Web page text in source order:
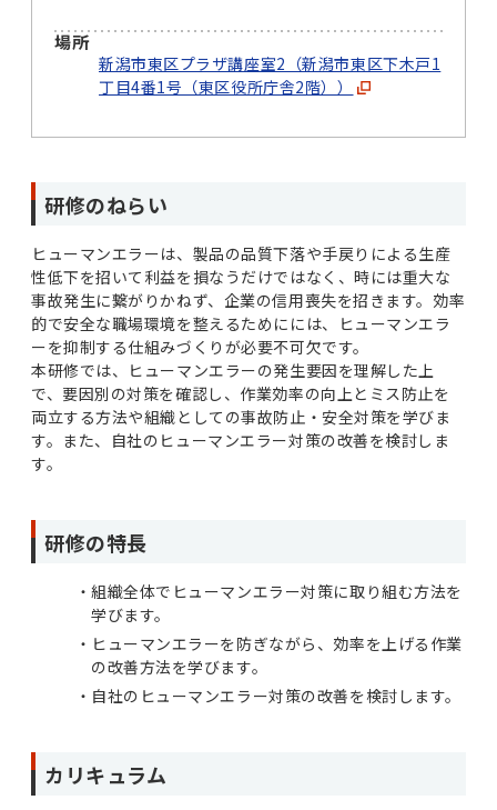
場所
新潟市東区プラザ講座室2（新潟市東区下木戸1
丁目4番1号（東区役所庁舎2階））
研修のねらい
ヒューマンエラーは、製品の品質下落や手戻りによる生産
性低下を招いて利益を損なうだけではなく、時には重大な
事故発生に繋がりかねず、企業の信用喪失を招きます。効率
的で安全な職場環境を整えるためにには、ヒューマンエラ
ーを抑制する仕組みづくりが必要不可欠です。
本研修では、ヒューマンエラーの発生要因を理解した上
で、要因別の対策を確認し、作業効率の向上とミス防止を
両立する方法や組織としての事故防止・安全対策を学びま
す。また、自社のヒューマンエラー対策の改善を検討しま
す。
研修の特長
組織全体でヒューマンエラー対策に取り組む方法を
学びます。
ヒューマンエラーを防ぎながら、効率を上げる作業
の改善方法を学びます。
自社のヒューマンエラー対策の改善を検討します。
カリキュラム